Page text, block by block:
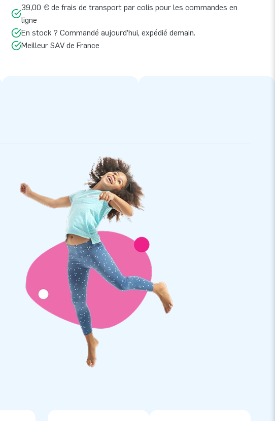
39,00 € de frais de transport par colis pour les commandes en
ligne
En stock ? Commandé aujourd’hui, expédié demain.
Meilleur SAV de France